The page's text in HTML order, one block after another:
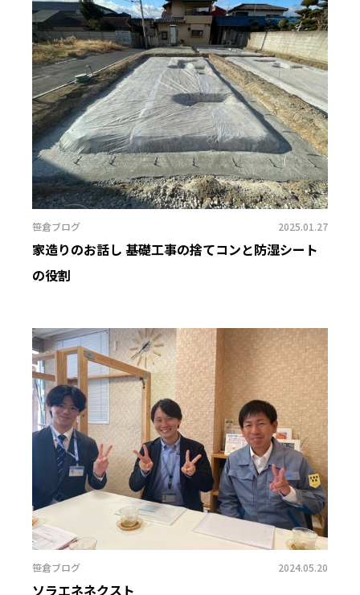
笹倉ブログ 2025.01.27
家造りのお話し 基礎工事の捨てコンと防湿シート
の役割
笹倉ブログ 2024.05.20
ソラエネネクスト